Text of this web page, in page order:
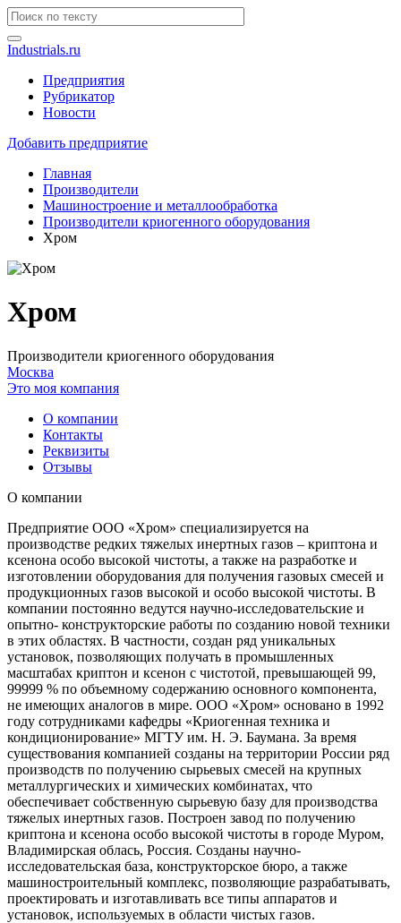
Industrials.ru
Предприятия
Рубрикатор
Новости
Добавить предприятие
Главная
Производители
Машиностроение и металлообработка
Производители криогенного оборудования
Хром
Хром
Производители криогенного оборудования
Москва
Это моя компания
О компании
Контакты
Реквизиты
Отзывы
О компании
Предприятие ООО «Хром» специализируется на
производстве редких тяжелых инертных газов – криптона и
ксенона особо высокой чистоты, а также на разработке и
изготовлении оборудования для получения газовых смесей и
продукционных газов высокой и особо высокой чистоты. В
компании постоянно ведутся научно-исследовательские и
опытно- конструкторские работы по созданию новой техники
в этих областях. В частности, создан ряд уникальных
установок, позволяющих получать в промышленных
масштабах криптон и ксенон с чистотой, превышающей 99,
99999 % по объемному содержанию основного компонента,
не имеющих аналогов в мире. ООО «Хром» основано в 1992
году сотрудниками кафедры «Криогенная техника и
кондиционирование» МГТУ им. Н. Э. Баумана. За время
существования компанией созданы на территории России ряд
производств по получению сырьевых смесей на крупных
металлургических и химических комбинатах, что
обеспечивает собственную сырьевую базу для производства
тяжелых инертных газов. Построен завод по получению
криптона и ксенона особо высокой чистоты в городе Муром,
Владимирская облась, Россия. Созданы научно-
исследовательская база, конструкторское бюро, а также
машиностроительный комплекс, позволяющие разрабатывать,
проектировать и изготавливать все типы аппаратов и
установок, используемых в области чистых газов.